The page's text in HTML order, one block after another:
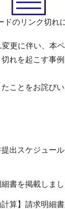
ドのリンク切れ
更に伴い、本
れを起こす事
ことをお詫びい
出スケジュー
書を掲載しまし
算】請求明細